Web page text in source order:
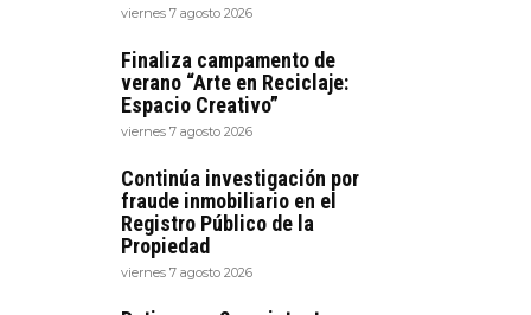
viernes 7 agosto 2026
Finaliza campamento de
verano “Arte en Reciclaje:
Espacio Creativo”
viernes 7 agosto 2026
Continúa investigación por
fraude inmobiliario en el
Registro Público de la
Propiedad
viernes 7 agosto 2026